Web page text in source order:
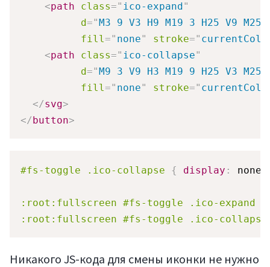
<path class=" ico-expand"
d="M3 9 V3 H9 M19 3 H25 V9 M25
fill=" none" stroke="
<path class=" ico-collapse"
d="M9 3 V9 H3 M19 9 H25 V3 M25
fill=" none" stroke="
</svg>
</button>
#fs-toggle .ico-collapse { display : none
:root:fullscreen #fs-toggle .ico-expand
:root:fullscreen #fs-toggle .ico-collapse
Никакого JS-кода для смены иконки не нужно